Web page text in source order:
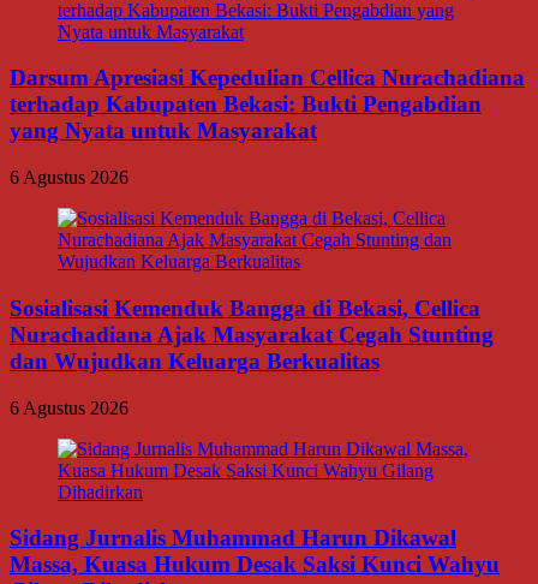
Darsum Apresiasi Kepedulian Cellica Nurachadiana
terhadap Kabupaten Bekasi: Bukti Pengabdian
yang Nyata untuk Masyarakat
6 Agustus 2026
Sosialisasi Kemenduk Bangga di Bekasi, Cellica
Nurachadiana Ajak Masyarakat Cegah Stunting
dan Wujudkan Keluarga Berkualitas
6 Agustus 2026
Sidang Jurnalis Muhammad Harun Dikawal
Massa, Kuasa Hukum Desak Saksi Kunci Wahyu